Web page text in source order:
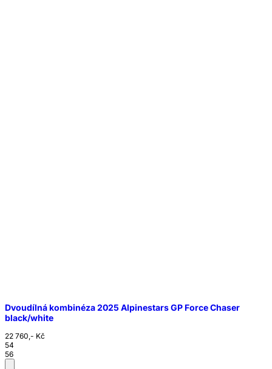
Dvoudílná kombinéza 2025 Alpinestars GP Force Chaser
black/white
22 760,- Kč
54
56